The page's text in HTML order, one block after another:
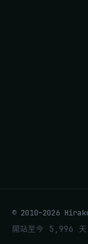
© 2010–2026
開站至今 5,996 天